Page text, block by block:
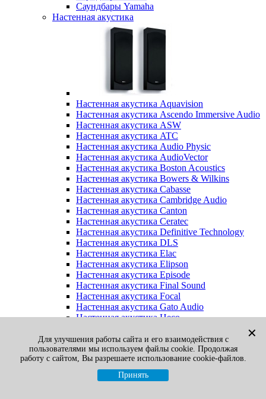
Саундбары Yamaha
Настенная акустика
Настенная акустика Aquavision
Настенная акустика Ascendo Immersive Audio
Настенная акустика ASW
Настенная акустика ATC
Настенная акустика Audio Physic
Настенная акустика AudioVector
Настенная акустика Boston Acoustics
Настенная акустика Bowers & Wilkins
Настенная акустика Cabasse
Настенная акустика Cambridge Audio
Настенная акустика Canton
Настенная акустика Ceratec
Настенная акустика Definitive Technology
Настенная акустика DLS
Настенная акустика Elac
Настенная акустика Elipson
Настенная акустика Episode
Настенная акустика Final Sound
Настенная акустика Focal
Настенная акустика Gato Audio
Настенная акустика Heco
Настенная акустика KEF
Настенная акустика Klipsch
Настенная акустика Legacy
Настенная акустика M&K Sound
Настенная акустика Martin Logan
✕
Для улучшения работы сайта и его взаимодействия с
пользователями мы используем файлы cookie. Продолжая
работу с сайтом, Вы разрешаете использование cookie-файлов.
Принять